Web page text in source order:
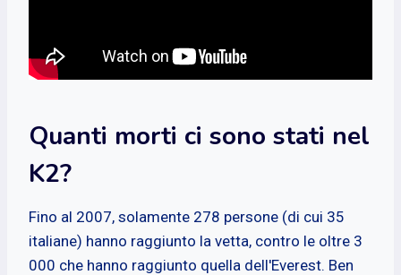
Quanti morti ci sono stati nel
K2?
Fino al 2007, solamente 278 persone (di cui 35
italiane) hanno raggiunto la vetta, contro le oltre 3
000 che hanno raggiunto quella dell'Everest. Ben